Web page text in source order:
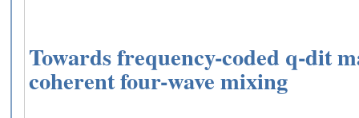
Towards frequency-coded q-dit
coherent four-wave mixing